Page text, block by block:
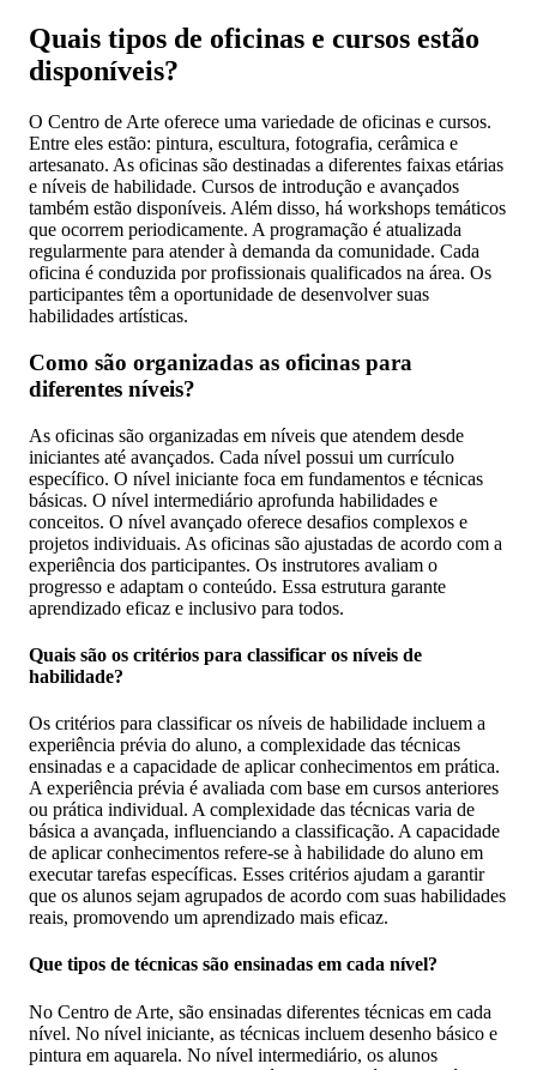
Quais tipos de oficinas e cursos estão
disponíveis?
O Centro de Arte oferece uma variedade de oficinas e cursos.
Entre eles estão: pintura, escultura, fotografia, cerâmica e
artesanato. As oficinas são destinadas a diferentes faixas etárias
e níveis de habilidade. Cursos de introdução e avançados
também estão disponíveis. Além disso, há workshops temáticos
que ocorrem periodicamente. A programação é atualizada
regularmente para atender à demanda da comunidade. Cada
oficina é conduzida por profissionais qualificados na área. Os
participantes têm a oportunidade de desenvolver suas
habilidades artísticas.
Como são organizadas as oficinas para
diferentes níveis?
As oficinas são organizadas em níveis que atendem desde
iniciantes até avançados. Cada nível possui um currículo
específico. O nível iniciante foca em fundamentos e técnicas
básicas. O nível intermediário aprofunda habilidades e
conceitos. O nível avançado oferece desafios complexos e
projetos individuais. As oficinas são ajustadas de acordo com a
experiência dos participantes. Os instrutores avaliam o
progresso e adaptam o conteúdo. Essa estrutura garante
aprendizado eficaz e inclusivo para todos.
Quais são os critérios para classificar os níveis de
habilidade?
Os critérios para classificar os níveis de habilidade incluem a
experiência prévia do aluno, a complexidade das técnicas
ensinadas e a capacidade de aplicar conhecimentos em prática.
A experiência prévia é avaliada com base em cursos anteriores
ou prática individual. A complexidade das técnicas varia de
básica a avançada, influenciando a classificação. A capacidade
de aplicar conhecimentos refere-se à habilidade do aluno em
executar tarefas específicas. Esses critérios ajudam a garantir
que os alunos sejam agrupados de acordo com suas habilidades
reais, promovendo um aprendizado mais eficaz.
Que tipos de técnicas são ensinadas em cada nível?
No Centro de Arte, são ensinadas diferentes técnicas em cada
nível. No nível iniciante, as técnicas incluem desenho básico e
pintura em aquarela. No nível intermediário, os alunos